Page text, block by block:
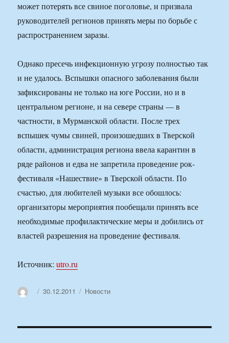
может потерять все свиное поголовье, и призвала
руководителей регионов принять меры по борьбе с
распространением заразы.
Однако пресечь инфекционную угрозу полностью так
и не удалось. Вспышки опасного заболевания были
зафиксированы не только на юге России, но и в
центральном регионе, и на севере страны — в
частности, в Мурманской области. После трех
вспышек чумы свиней, произошедших в Тверской
области, администрация региона ввела карантин в
ряде районов и едва не запретила проведение рок-
фестиваля «Нашествие» в Тверской области. По
счастью, для любителей музыки все обошлось:
организаторы мероприятия пообещали принять все
необходимые профилактические меры и добились от
властей разрешения на проведение фестиваля.
Источник:utro.ru
АвторОпубликовано
30.12.2011 Рубрики
Новости